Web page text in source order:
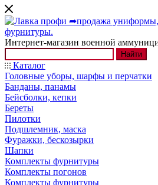
Интернет-магазин военной
Найти
Каталог
Головные уборы, шарфы и перчатки
Банданы, панамы
Бейсболки, кепки
Береты
Пилотки
Подшлемник, маска
Фуражки, бескозырки
Шапки
Комплекты фурнитуры
Комплекты погонов
Комплекты фурнитуры